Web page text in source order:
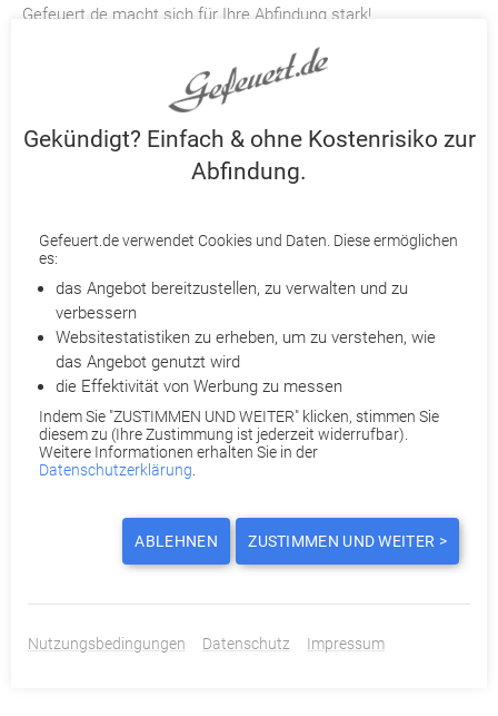
Gefeuert.de macht sich für Ihre Abfindung stark!
Ihnen wurde gekündigt? Holen Sie ohne Kostenrisiko das
Gefeuert.deheraus. Je nach Fall ist eine
, Kündigungsrücknahme, Terminverschiebung oder
Wandlung einer außerordentlichen Kündigung in eine
ordentliche möglich. Qualifizierte Partneranwälte prüfen
Reichen Sie dazu Ihre Kündigung bei Gefeuert.de ein. Für Sie
entstehen dabei keine Anwalts- und Verfahrenskosten. Denn
diese werden entweder von uns oder Ihrer
Rechtsschutzversicherung übernommen. Eine Provision für
Nichtrechtsschutzversicherte fällt nur im Erfolgsfall an. Sind
Sie rechtsschutzversichert? Dann übernehmen wir zusätzlich
Ihre Selbstbeteiligung.
Quelle:n-tv.de
DIESEN BEITRAG TEILEN ODER BEWERTEN:
Gekündigt? Einfach & ohne Kostenrisiko zur
Abfindung.
Gefeuert.de verwendet Cookies und Daten. Diese ermöglichen
es:
das Angebot bereitzustellen, zu verwalten und zu
verbessern
Websitestatistiken zu erheben, um zu verstehen, wie
das Angebot genutzt wird
die Effektivität von Werbung zu messen
Indem Sie "ZUSTIMMEN UND WEITER" klicken, stimmen Sie
diesem zu (Ihre Zustimmung ist jederzeit widerrufbar).
Weitere Informationen erhalten Sie in der
Datenschutzerklärung
ABLEHNEN ZUSTIMMEN UND WEITER >
Nutzungsbedingungen Datenschutz Impressum